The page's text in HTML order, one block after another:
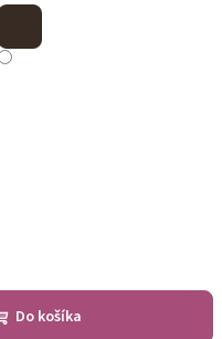
Do košíka